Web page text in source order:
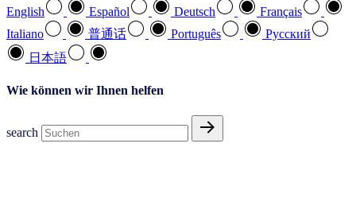
English Español Deutsch
Français
Italiano
普通话 Português
Pусский
日本語
Wie können wir Ihnen helfen
search